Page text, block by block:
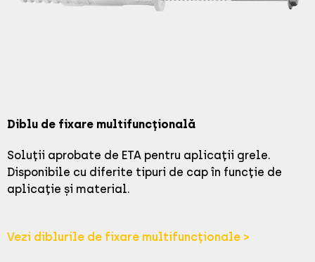
Diblu de fixare multifuncțională
Soluții aprobate de ETA pentru aplicații grele.
Disponibile cu diferite tipuri de cap în funcție de
aplicație și material.
Vezi diblurile de fixare multifuncționale >